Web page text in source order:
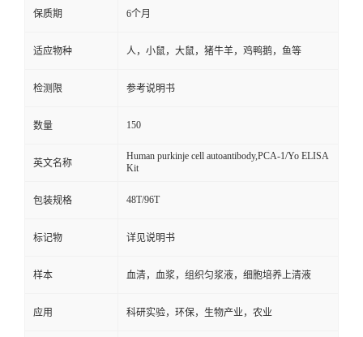
保质期 6个月
适应物种 人，小鼠，大鼠，猪牛羊，鸡鸭鹅，鱼等
检测限 参考说明书
数量 150
英文名称
Human purkinje cell autoantibody,PCA-1/Yo ELISA
Kit
包装规格 48T/96T
标记物 详见说明书
样本 血清，血浆，组织匀浆液，细胞培养上清液
应用 科研实验，环保，生物产业，农业